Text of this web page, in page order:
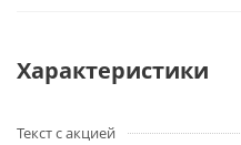
Характеристики
Текст с акцией